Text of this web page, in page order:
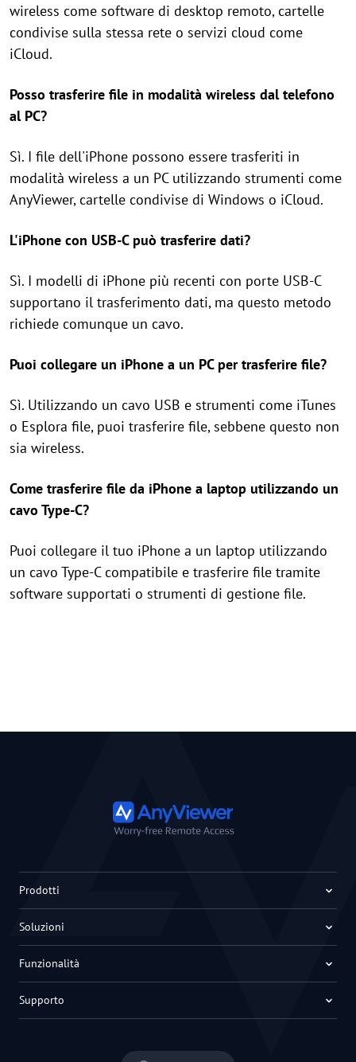
wireless come software di desktop remoto, cartelle
condivise sulla stessa rete o servizi cloud come
iCloud.
Posso trasferire file in modalità wireless dal telefono
al PC?
Sì. I file dell'iPhone possono essere trasferiti in
modalità wireless a un PC utilizzando strumenti come
AnyViewer, cartelle condivise di Windows o iCloud.
L'iPhone con USB-C può trasferire dati?
Sì. I modelli di iPhone più recenti con porte USB-C
supportano il trasferimento dati, ma questo metodo
richiede comunque un cavo.
Puoi collegare un iPhone a un PC per trasferire file?
Sì. Utilizzando un cavo USB e strumenti come iTunes
o Esplora file, puoi trasferire file, sebbene questo non
sia wireless.
Come trasferire file da iPhone a laptop utilizzando un
cavo Type-C?
Puoi collegare il tuo iPhone a un laptop utilizzando
un cavo Type-C compatibile e trasferire file tramite
software supportati o strumenti di gestione file.
Prodotti
Soluzioni
Funzionalità
Supporto